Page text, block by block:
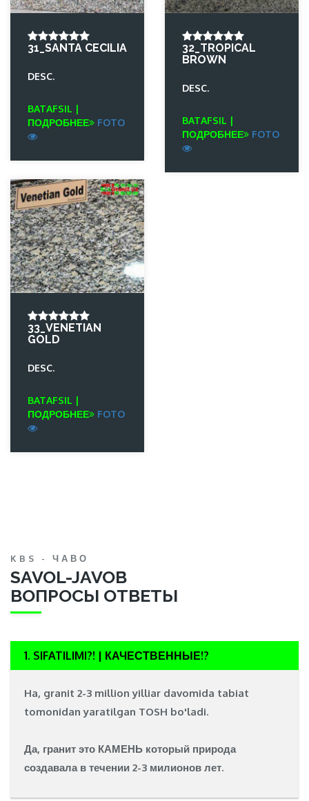
31_SANTA CECILIA
DESC.
BATAFSIL |
ПОДРОБНЕЕ
FOTO
32_TROPICAL
BROWN
DESC.
BATAFSIL |
ПОДРОБНЕЕ
FOTO
33_VENETIAN
GOLD
DESC.
BATAFSIL |
ПОДРОБНЕЕ
FOTO
KBS - ЧАВО
SAVOL-JAVOB
ВОПРОСЫ ОТВЕТЫ
1. SIFATILIMI?! | КАЧЕСТВЕННЫЕ!?
Ha, granit 2-3 million yilliar davomida tabiat
tomonidan yaratilgan TOSH bo'ladi.
Да, гранит это КАМЕНЬ который природа
создавала в течении 2-3 милионов лет.